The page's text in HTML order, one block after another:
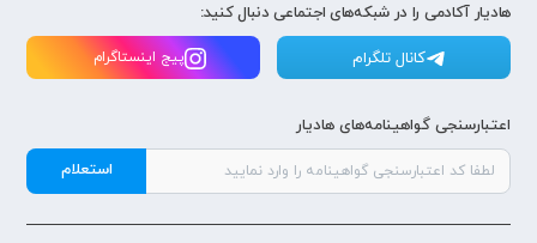
هادیار آکادمی را در شبکه‌های اجتماعی دنبال کنید:
کانال تلگرام پیج اینستاگرام
اعتبارسنجی گواهینامه‌های هادیار